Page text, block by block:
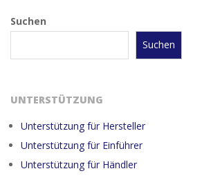
Suchen
Suchen
UNTERSTÜTZUNG
Unterstützung für Hersteller
Unterstützung für Einführer
Unterstützung für Händler